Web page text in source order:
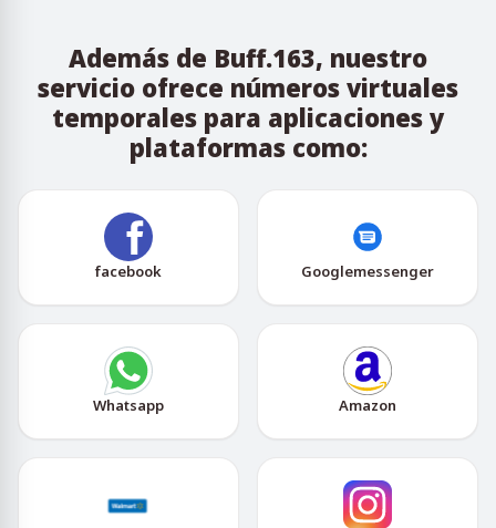
Además de Buff.163, nuestro
servicio ofrece números virtuales
temporales para aplicaciones y
plataformas como:
facebook Googlemessenger
Whatsapp Amazon